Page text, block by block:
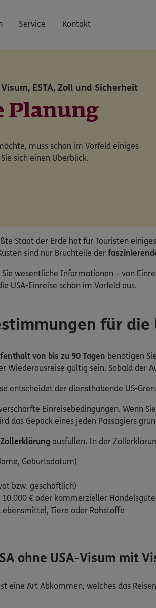
Service Kontakt
ESTA, Zoll und Sicherheit
Planung
muss schon im Vorfeld einiges
sich einen Überblick.
Staat der Erde hat für Touristen
sind nur Bruchteile der
wesentliche Informationen – von
USA-Einreise schon im Vorfeld aus.
für die
von bis zu 90 Tagen benötigen
Wiederausreise gültig sein. Sobald
entscheidet der diensthabende US-
Einreisebedingungen. Wenn
das Gepäck eines jeden Passagiers
Zollerklärung ausfüllen. In der
Geburtsdatum)
bzw. geschäftlich)
10.000 € oder kommerzieller
Tiere oder Rohstoffe
ohne USA-Visum mit
eine Art Abkommen, welches das